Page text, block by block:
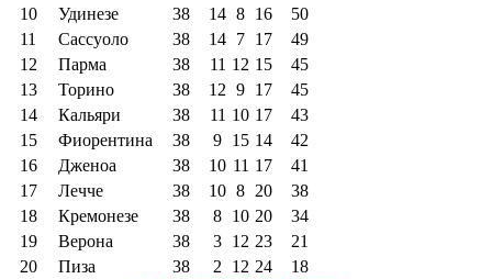
10
Удинезе 38 14 8 16
50
11
Сассуоло 38 14 7 17
49
12
Парма 38 11 12 15
45
13
Торино 38 12 9 17
45
14
Кальяри 38 11 10 17
43
15
Фиорентина 38 9 15 14
42
16
Дженоа 38 10 11 17
41
17
Лечче 38 10 8 20
38
18
Кремонезе 38 8 10 20
34
19
Верона 38 3 12 23
21
20
Пиза 38 2 12 24
18